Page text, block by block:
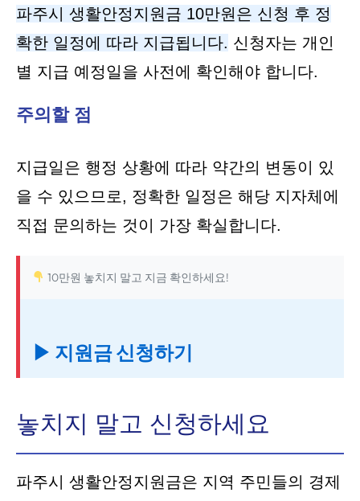
파주시 생활안정지원금 10만원은 신청 후 정
확한 일정에 따라 지급됩니다. 신청자는 개인
별 지급 예정일을 사전에 확인해야 합니다.
주의할 점
지급일은 행정 상황에 따라 약간의 변동이 있
을 수 있으므로, 정확한 일정은 해당 지자체에
직접 문의하는 것이 가장 확실합니다.
10만원 놓치지 말고 지금 확인하세요!
▶ 지원금 신청하기
놓치지 말고 신청하세요
파주시 생활안정지원금은 지역 주민들의 경제